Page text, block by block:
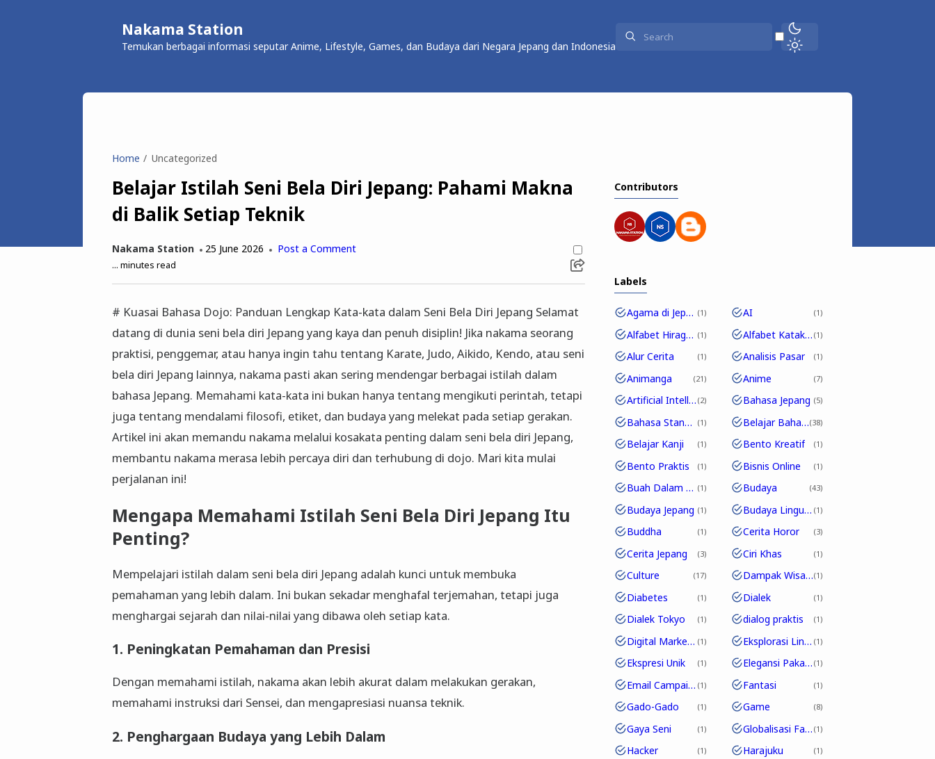
Nakama Station
Temukan berbagai informasi seputar Anime, Lifestyle, Games, dan Budaya dari Negara Jepang dan Indonesia
Home Uncategorized
Belajar Istilah Seni Bela Diri Jepang: Pahami Makna
di Balik Setiap Teknik
Nakama Station 25 June 2026 Post a Comment
... minutes read
# Kuasai Bahasa Dojo: Panduan Lengkap Kata-kata dalam Seni Bela Diri Jepang Selamat
datang di dunia seni bela diri Jepang yang kaya dan penuh disiplin! Jika nakama seorang
praktisi, penggemar, atau hanya ingin tahu tentang Karate, Judo, Aikido, Kendo, atau seni
bela diri Jepang lainnya, nakama pasti akan sering mendengar berbagai istilah dalam
bahasa Jepang. Memahami kata-kata ini bukan hanya tentang mengikuti perintah, tetapi
juga tentang mendalami filosofi, etiket, dan budaya yang melekat pada setiap gerakan.
Artikel ini akan memandu nakama melalui kosakata penting dalam seni bela diri Jepang,
membantu nakama merasa lebih percaya diri dan terhubung di dojo. Mari kita mulai
perjalanan ini!
Mengapa Memahami Istilah Seni Bela Diri Jepang Itu
Penting?
Mempelajari istilah dalam seni bela diri Jepang adalah kunci untuk membuka
pemahaman yang lebih dalam. Ini bukan sekadar menghafal terjemahan, tetapi juga
menghargai sejarah dan nilai-nilai yang dibawa oleh setiap kata.
1. Peningkatan Pemahaman dan Presisi
Dengan memahami istilah, nakama akan lebih akurat dalam melakukan gerakan,
memahami instruksi dari Sensei, dan mengapresiasi nuansa teknik.
2. Penghargaan Budaya yang Lebih Dalam
Contributors
Labels
Agama di Jepang 1 AI 1
Alfabet Hiragana 1 Alfabet Katakana 1
Alur Cerita 1 Analisis Pasar 1
Animanga 21 Anime 7
Artificial Intelligence 2 Bahasa Jepang 5
Bahasa Standar 1 Belajar Bahasa Jepang 38
Belajar Kanji 1 Bento Kreatif 1
Bento Praktis 1 Bisnis Online 1
Buah Dalam Bahasa Jepang 1 Budaya 43
Budaya Jepang 1 Budaya Linguistik 1
Buddha 1 Cerita Horor 3
Cerita Jepang 3 Ciri Khas 1
Culture 17 Dampak Wisata 1
Diabetes 1 Dialek 1
Dialek Tokyo 1 dialog praktis 1
Digital Marketing 1 Eksplorasi Linguistik 1
Ekspresi Unik 1 Elegansi Pakaian 1
Email Campaign 1 Fantasi 1
Gado-Gado 1 Game 8
Gaya Seni 1 Globalisasi Fashion 1
Hacker 1 Harajuku 1